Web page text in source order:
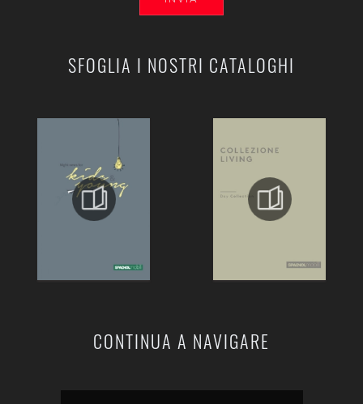
SFOGLIA I NOSTRI CATALOGHI
CONTINUA A NAVIGARE